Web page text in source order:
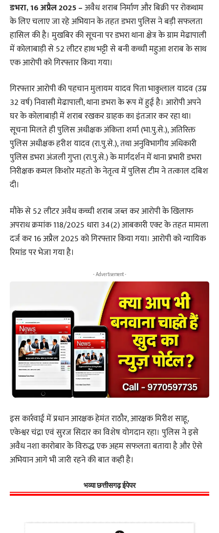
डभरा, 16 अप्रैल 2025 –अवैध शराब निर्माण और बिक्री पर रोकथाम
के लिए चलाए जा रहे अभियान के तहत डभरा पुलिस ने बड़ी सफलता
हासिल की है। मुखबिर की सूचना पर डभरा थाना क्षेत्र के ग्राम मेढापाली
में कोलाबाड़ी से 52 लीटर हाथ भट्टी से बनी कच्ची महुआ शराब के साथ
एक आरोपी को गिरफ्तार किया गया।
गिरफ्तार आरोपी की पहचान मुलायम यादव पिता भाकुलाल यादव (उम्र
32 वर्ष) निवासी मेढापाली, थाना डभरा के रूप में हुई है। आरोपी अपने
घर के कोलाबाड़ी में शराब रखकर ग्राहक का इंतजार कर रहा था।
सूचना मिलते ही पुलिस अधीक्षक अंकिता शर्मा (भा.पु.से.), अतिरिक्त
पुलिस अधीक्षक हरीश यादव (रा.पु.से.), तथा अनुविभागीय अधिकारी
पुलिस डभरा अंजली गुप्ता (रा.पु.से.) के मार्गदर्शन में थाना प्रभारी डभरा
निरीक्षक कमल किशोर महतो के नेतृत्व में पुलिस टीम ने तत्काल दबिश
दी।
मौके से 52 लीटर अवैध कच्ची शराब जब्त कर आरोपी के खिलाफ
अपराध क्रमांक 118/2025 धारा 34(2) आबकारी एक्ट के तहत मामला
दर्ज कर 16 अप्रैल 2025 को गिरफ्तार किया गया। आरोपी को न्यायिक
रिमांड पर भेजा गया है।
- Advertisement -
इस कार्रवाई में प्रधान आरक्षक हेमंत राठौर, आरक्षक मिरीश साहू,
एकेश्वर चंद्रा एवं सुरज सिदार का विशेष योगदान रहा। पुलिस ने इसे
अवैध नशा कारोबार के विरुद्ध एक अहम सफलता बताया है और ऐसे
अभियान आगे भी जारी रहने की बात कही है।
भव्या छत्तीसगढ़ ईपेपर